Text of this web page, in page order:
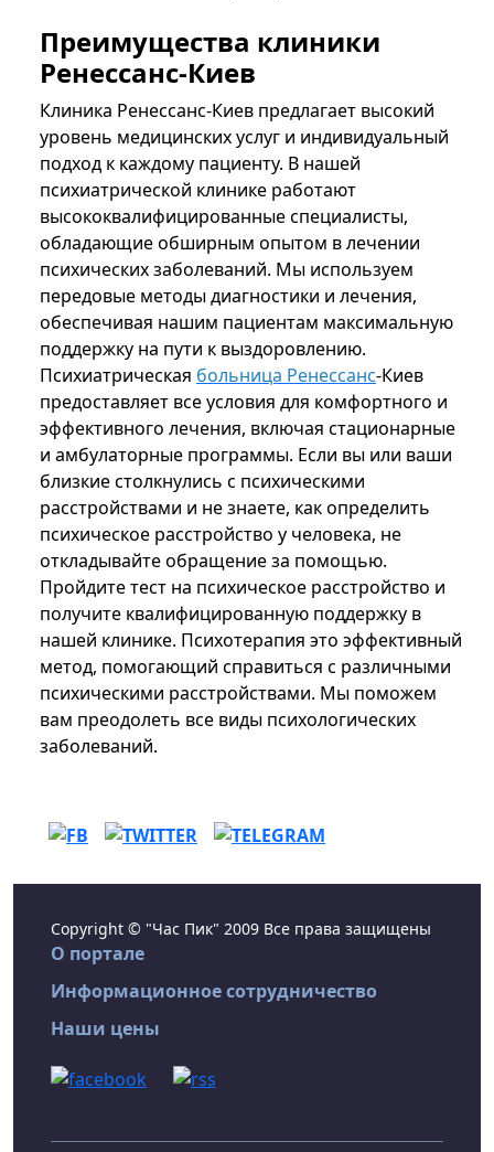
Преимущества клиники
Ренессанс-Киев
Клиника Ренессанс-Киев предлагает высокий
уровень медицинских услуг и индивидуальный
подход к каждому пациенту. В нашей
психиатрической клинике работают
высококвалифицированные специалисты,
обладающие обширным опытом в лечении
психических заболеваний. Мы используем
передовые методы диагностики и лечения,
обеспечивая нашим пациентам максимальную
поддержку на пути к выздоровлению.
Психиатрическая больница Ренессанс-Киев
предоставляет все условия для комфортного и
эффективного лечения, включая стационарные
и амбулаторные программы. Если вы или ваши
близкие столкнулись с психическими
расстройствами и не знаете, как определить
психическое расстройство у человека, не
откладывайте обращение за помощью.
Пройдите тест на психическое расстройство и
получите квалифицированную поддержку в
нашей клинике. Психотерапия это эффективный
метод, помогающий справиться с различными
психическими расстройствами. Мы поможем
вам преодолеть все виды психологических
заболеваний.
Copyright © "Час Пик" 2009 Все права защищены
О портале
Информационное сотрудничество
Наши цены